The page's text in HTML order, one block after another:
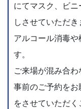
にてマスク、ビ
しさせていただき
アルコール消毒
す。
ご来場が混み合わ
事前のご予約を
をさせていただ